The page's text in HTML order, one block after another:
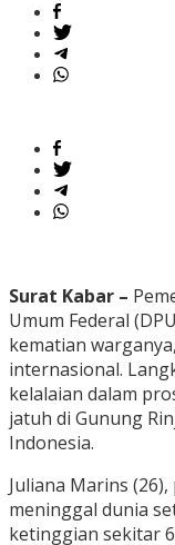
Surat Kabar –
Umum Federal
kematian
internasional.
kelalaian dalam
jatuh di Gunung
Indonesia.
Juliana Marins
meninggal dunia
ketinggian sekitar